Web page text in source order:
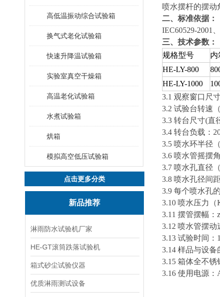
高低温振动综合试验箱
换气式老化试验箱
快速升降温试验箱
实验室真空干燥箱
高温老化试验箱
水煮试验箱
烘箱
模拟高空低压试验箱
点击更多分类
新品推荐
淋雨防水试验机厂家
HE-GT滚筒跌落试验机
箱式砂尘试验仪器
优质淋雨测试设备
喷水摆杆的摆动
二、 标准依据：
IEC60529-2001
三、技术参数：
规格型号
内
HE-LY-800
HE-LY-1000
3.1 观察窗口尺
3.2 试验台转速
3.3 转台尺寸(直
3.4 转台负载：
3.5 喷水环半径
3.6 喷水管摇摆
3.7 喷水孔直径
3.8 喷水孔径间
3.9 每个喷水孔
3.10 喷水压力（
3.11 摆管摆幅：
3.12 喷水管摆动
3.13 试验时间：
3.14 样品与设备
3.15 箱体全不
3.16 使用电源：